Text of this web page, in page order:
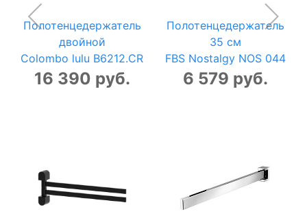
Полотенцедержатель
двойной
Colombo lulu B6212.CR
16 390 руб.
Полотенцедержатель
35 см
FBS Nostalgy NOS 044
6 579 руб.